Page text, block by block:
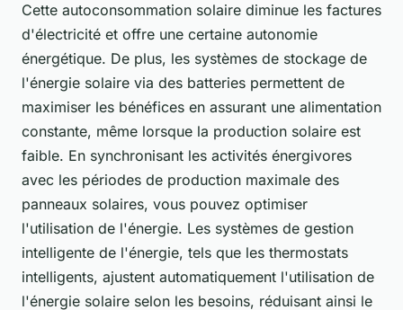
Cette autoconsommation solaire diminue les factures
d'électricité et offre une certaine autonomie
énergétique. De plus, les systèmes de stockage de
l'énergie solaire via des batteries permettent de
maximiser les bénéfices en assurant une alimentation
constante, même lorsque la production solaire est
faible. En synchronisant les activités énergivores
avec les périodes de production maximale des
panneaux solaires, vous pouvez optimiser
l'utilisation de l'énergie. Les systèmes de gestion
intelligente de l'énergie, tels que les thermostats
intelligents, ajustent automatiquement l'utilisation de
l'énergie solaire selon les besoins, réduisant ainsi le